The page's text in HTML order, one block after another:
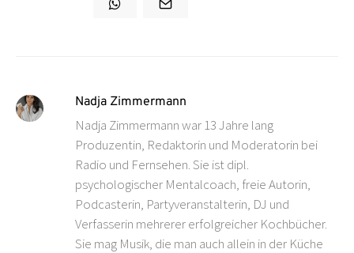
Nadja Zimmermann
Nadja Zimmermann war 13 Jahre lang
Produzentin, Redaktorin und Moderatorin bei
Radio und Fernsehen. Sie ist dipl.
psychologischer Mentalcoach, freie Autorin,
Podcasterin, Partyveranstalterin, DJ und
Verfasserin mehrerer erfolgreicher Kochbücher.
Sie mag Musik, die man auch allein in der Küche